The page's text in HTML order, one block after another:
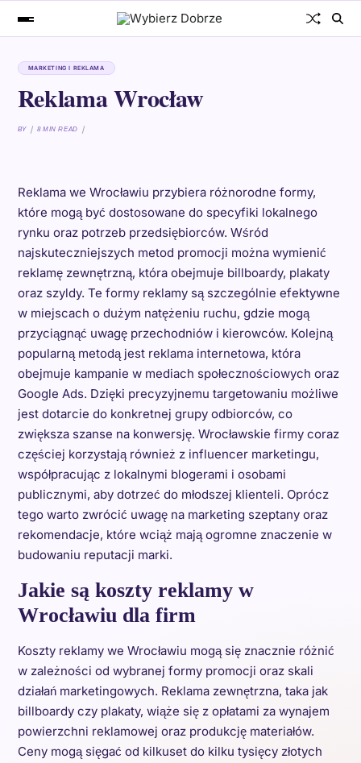
MARKETING I REKLAMA
Reklama Wrocław
BY 8 MIN READ
Reklama we Wrocławiu przybiera różnorodne formy,
które mogą być dostosowane do specyfiki lokalnego
rynku oraz potrzeb przedsiębiorców. Wśród
najskuteczniejszych metod promocji można wymienić
reklamę zewnętrzną, która obejmuje billboardy, plakaty
oraz szyldy. Te formy reklamy są szczególnie efektywne
w miejscach o dużym natężeniu ruchu, gdzie mogą
przyciągnąć uwagę przechodniów i kierowców. Kolejną
popularną metodą jest reklama internetowa, która
obejmuje kampanie w mediach społecznościowych oraz
Google Ads. Dzięki precyzyjnemu targetowaniu możliwe
jest dotarcie do konkretnej grupy odbiorców, co
zwiększa szanse na konwersję. Wrocławskie firmy coraz
częściej korzystają również z influencer marketingu,
współpracując z lokalnymi blogerami i osobami
publicznymi, aby dotrzeć do młodszej klienteli. Oprócz
tego warto zwrócić uwagę na marketing szeptany oraz
rekomendacje, które wciąż mają ogromne znaczenie w
budowaniu reputacji marki.
Jakie są koszty reklamy w
Wrocławiu dla firm
Koszty reklamy we Wrocławiu mogą się znacznie różnić
w zależności od wybranej formy promocji oraz skali
działań marketingowych. Reklama zewnętrzna, taka jak
billboardy czy plakaty, wiąże się z opłatami za wynajem
powierzchni reklamowej oraz produkcję materiałów.
Ceny mogą sięgać od kilkuset do kilku tysięcy złotych